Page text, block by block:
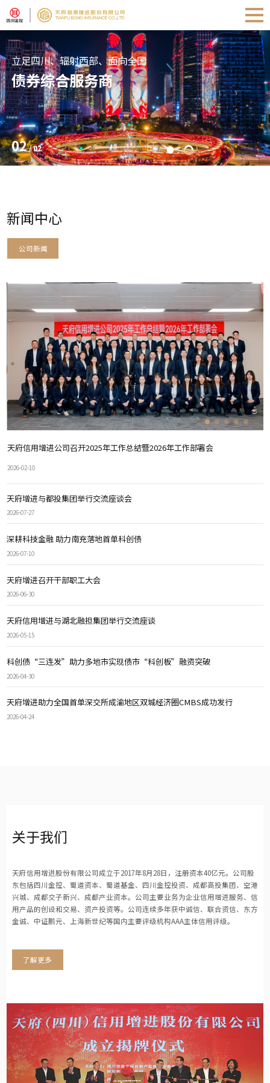
立足四川、辐射西部、面向全国
债券综合服务商
02/02
新闻中心
公司新闻
天府信用增进公司召开2025年工作总结暨2026年工作部署会
2026-02-10
天府增进与都投集团举行交流座谈会
2026-07-27
深耕科技金融 助力南充落地首单科创债
2026-07-10
天府增进召开干部职工大会
2026-06-30
天府信用增进与湖北融担集团举行交流座谈
2026-05-15
科创债“三连发”助力多地市实现债市“科创板”融资突破
2026-04-30
天府增进助力全国首单深交所成渝地区双城经济圈CMBS成功发行
2026-04-24
关于我们
天府信用增进股份有限公司成立于2017年8月28日，注册资本40亿元。公司股
东包括四川金控、蜀道资本、蜀道基金、四川金控投资、成都高投集团、空港
兴城、成都交子新兴、成都产业资本。公司主要业务为企业信用增进服务、信
用产品的创设和交易、资产投资等。公司连续多年获中诚信、联合资信、东方
金诚、中证鹏元、上海新世纪等国内主要评级机构AAA主体信用评级。
了解更多